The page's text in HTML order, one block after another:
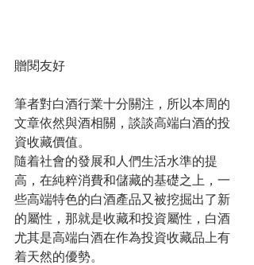
贈閱友好
筆者對白酒行業十分關注，所以本周的
文章依然與酒相關，談談高端白酒的投
資收藏價值。
隨着社會的發展和人們生活水準的提
高，在純粹消費和儲藏的基礎之上，一
些高端特色的白酒產品又被挖掘出了新
的屬性，那就是收藏和投資屬性，白酒
尤其是高端白酒在作為投資收藏品上有
着天然的優勢。